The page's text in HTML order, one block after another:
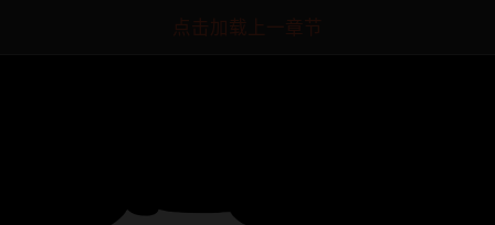
点击加载上一章节